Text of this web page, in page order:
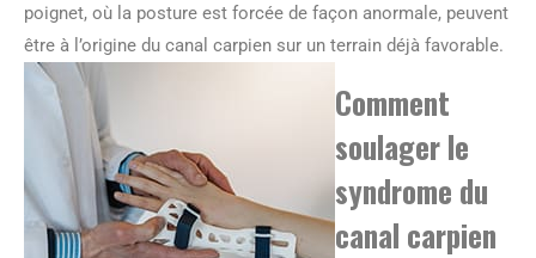
poignet, où la posture est forcée de façon anormale, peuvent
être à l’origine du canal carpien sur un terrain déjà favorable.
Comment
soulager le
syndrome du
canal carpien